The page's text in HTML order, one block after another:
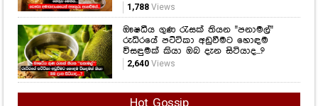
1,788Views
ඖෂධීය ගුණ රැසක් තියන "පනාමල්"
රුධිරයේ පට්ටිකා අඩුවීමට හොඳම
විසඳුමක් කියා ඔබ දැන සිටියාද...?
2,640Views
Hot Gossip